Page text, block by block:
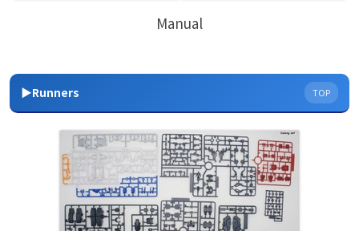
Manual
▶Runners TOP